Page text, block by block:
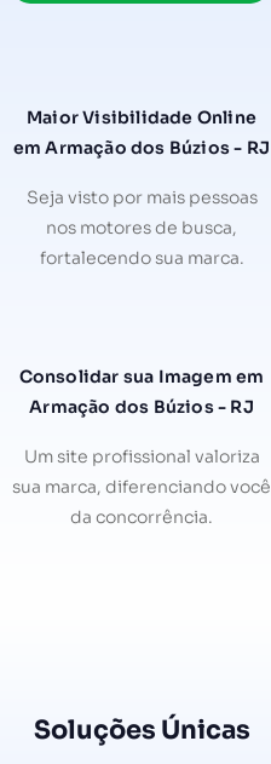
Maior Visibilidade Online
em Armação dos Búzios - RJ
Seja visto por mais pessoas
nos motores de busca,
fortalecendo sua marca.
Consolidar sua Imagem em
Armação dos Búzios - RJ
Um site profissional valoriza
sua marca, diferenciando você
da concorrência.
Soluções Únicas